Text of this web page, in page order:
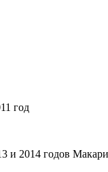
год
2014 годов